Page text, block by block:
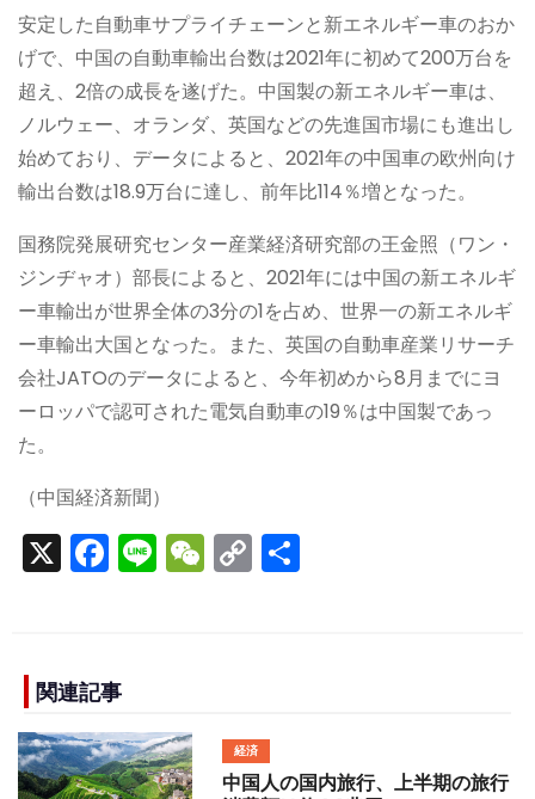
安定した自動車サプライチェーンと新エネルギー車のおか
げで、中国の自動車輸出台数は2021年に初めて200万台を
超え、2倍の成長を遂げた。中国製の新エネルギー車は、
ノルウェー、オランダ、英国などの先進国市場にも進出し
始めており、データによると、2021年の中国車の欧州向け
輸出台数は18.9万台に達し、前年比114％増となった。
国務院発展研究センター産業経済研究部の王金照（ワン・
ジンヂャオ）部長によると、2021年には中国の新エネルギ
ー車輸出が世界全体の3分の1を占め、世界一の新エネルギ
ー車輸出大国となった。また、英国の自動車産業リサーチ
会社JATOのデータによると、今年初めから8月までにヨ
ーロッパで認可された電気自動車の19％は中国製であっ
た。
（中国経済新聞）
X F
a
e
b
o
o
Li
n
W
e
C
o
n
k
関連記事
経済
中国人の国内旅行、上半期の旅行